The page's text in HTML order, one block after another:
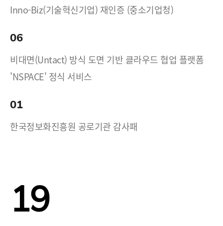
Inno-Biz(기술혁신기업) 재인증 (중소기업청)
06
비대면(Untact) 방식 도면 기반 클라우드 협업 플랫폼
'NSPACE' 정식 서비스
01
한국정보화진흥원 공로기관 감사패
19